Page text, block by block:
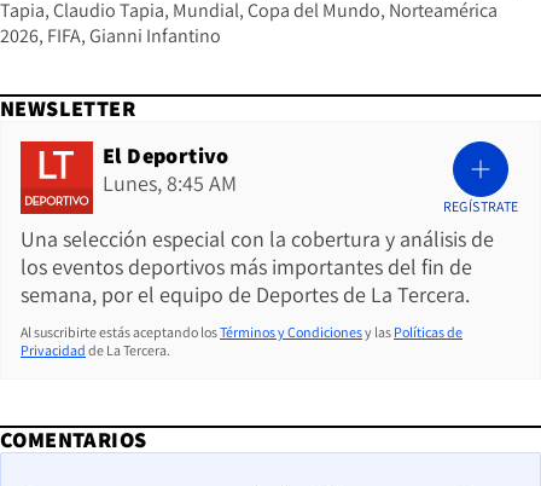
Tapia Claudio Tapia Mundial Copa del Mundo Norteamérica
2026 FIFA Gianni Infantino
NEWSLETTER
El Deportivo
Lunes, 8:45 AM
Una selección especial con la cobertura y análisis de
los eventos deportivos más importantes del fin de
semana, por el equipo de Deportes de La Tercera.
REGÍSTRATE
Al suscribirte estás aceptando losTérminos y Condicionesy las Políticas de
Privacidad de La Tercera.
COMENTARIOS